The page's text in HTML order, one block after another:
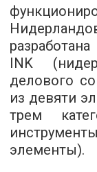
INK
делового
из девяти
трем
элементы).